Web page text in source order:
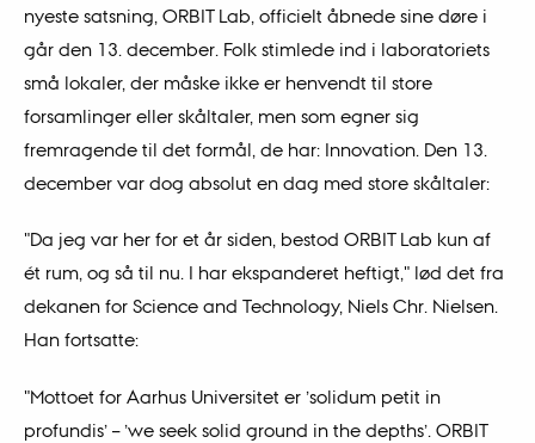
nyeste satsning, ORBIT Lab, officielt åbnede sine døre i
går den 13. december. Folk stimlede ind i laboratoriets
små lokaler, der måske ikke er henvendt til store
forsamlinger eller skåltaler, men som egner sig
fremragende til det formål, de har: Innovation. Den 13.
december var dog absolut en dag med store skåltaler:
"Da jeg var her for et år siden, bestod ORBIT Lab kun af
ét rum, og så til nu. I har ekspanderet heftigt," lød det fra
dekanen for Science and Technology, Niels Chr. Nielsen.
Han fortsatte:
"Mottoet for Aarhus Universitet er ’solidum petit in
profundis’ – ’we seek solid ground in the depths’. ORBIT